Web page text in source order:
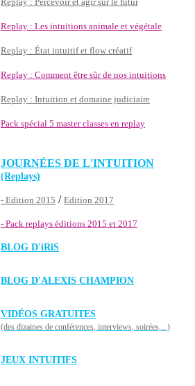
Replay : Les intuitions animale et végétale
Replay : État intuitif et flow créatif
Replay : Comment être sûr de nos intuitions
Replay : Intuition et domaine judiciaire
Pack spécial 5 master classes en replay
JOURNÉES DE L'INTUITION
(Replays)
- Edition 2015 / Edition 2017
- Pack replays éditions 2015 et 2017
BLOG D'iRiS
BLOG D'ALEXIS CHAMPION
VIDÉOS GRATUITES
(des dizaines de conférences, interviews, soirées,...)
JEUX INTUITIFS